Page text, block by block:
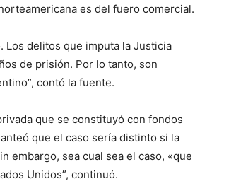
es del fuero comercial.
Los delitos que imputa la Justicia
de prisión. Por lo tanto, son
contó la fuente.
que se constituyó con fondos
que el caso sería distinto si la
embargo, sea cual sea el caso, «que
Unidos”, continuó.